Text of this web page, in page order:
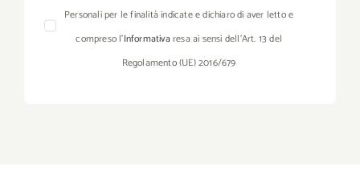
Personali per le finalità indicate e dichiaro di aver letto e
compreso l’Informativaresa ai sensi dell’Art. 13 del
Regolamento (UE) 2016/679